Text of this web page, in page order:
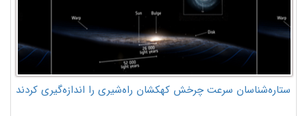
ستاره‌شناسان سرعت چرخش کهکشان راه‌شیری را اندازه‌گیری کردند